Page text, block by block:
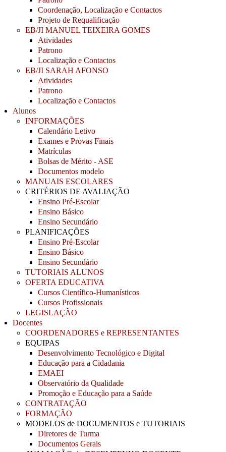
Coordenação, Localização e Contactos
Projeto de Requalificação
EB/JI MANUEL TEIXEIRA GOMES
Atividades
Patrono
Localização e Contactos
EB/JI SARAH AFONSO
Atividades
Patrono
Localização e Contactos
Alunos
INFORMAÇÕES
Calendário Letivo
Exames e Provas Finais
Matrículas
Bolsas de Mérito - ASE
Documentos modelo
MANUAIS ESCOLARES
CRITÉRIOS DE AVALIAÇÃO
Ensino Pré-Escolar
Ensino Básico
Ensino Secundário
PLANIFICAÇÕES
Ensino Pré-Escolar
Ensino Básico
Ensino Secundário
TUTORIAIS ALUNOS
OFERTA EDUCATIVA
Cursos Científico-Humanísticos
Cursos Profissionais
LEGISLAÇÃO
Docentes
COORDENADORES e REPRESENTANTES
EQUIPAS
Desenvolvimento Tecnológico e Digital
Educação para a Cidadania
EMAEI
Observatório da Qualidade
Promoção e Educação para a Saúde
CONTRATAÇÃO
FORMAÇÃO
MODELOS de DOCUMENTOS e TUTORIAIS
Diretores de Turma
Documentos Gerais